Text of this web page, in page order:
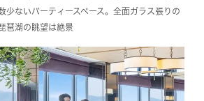
少ないパーティースペース。全面ガラス張りの
琶湖の眺望は絶景